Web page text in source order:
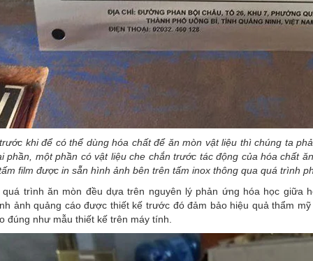
khi để có thể dùng hóa chất để ăn mòn vật liệu thì chúng ta
phần, một phần có vật liệu che chắn trước tác động của hóa chất
film được in sẵn hình ảnh bên trên tấm inox thông qua quá trình
quá trình ăn mòn đều dựa trên nguyên lý phản ứng hóa học giữa
ảnh quảng cáo được thiết kế trước đó đảm bảo hiệu quả thẩm
đúng như mẫu thiết kế trên máy tính.